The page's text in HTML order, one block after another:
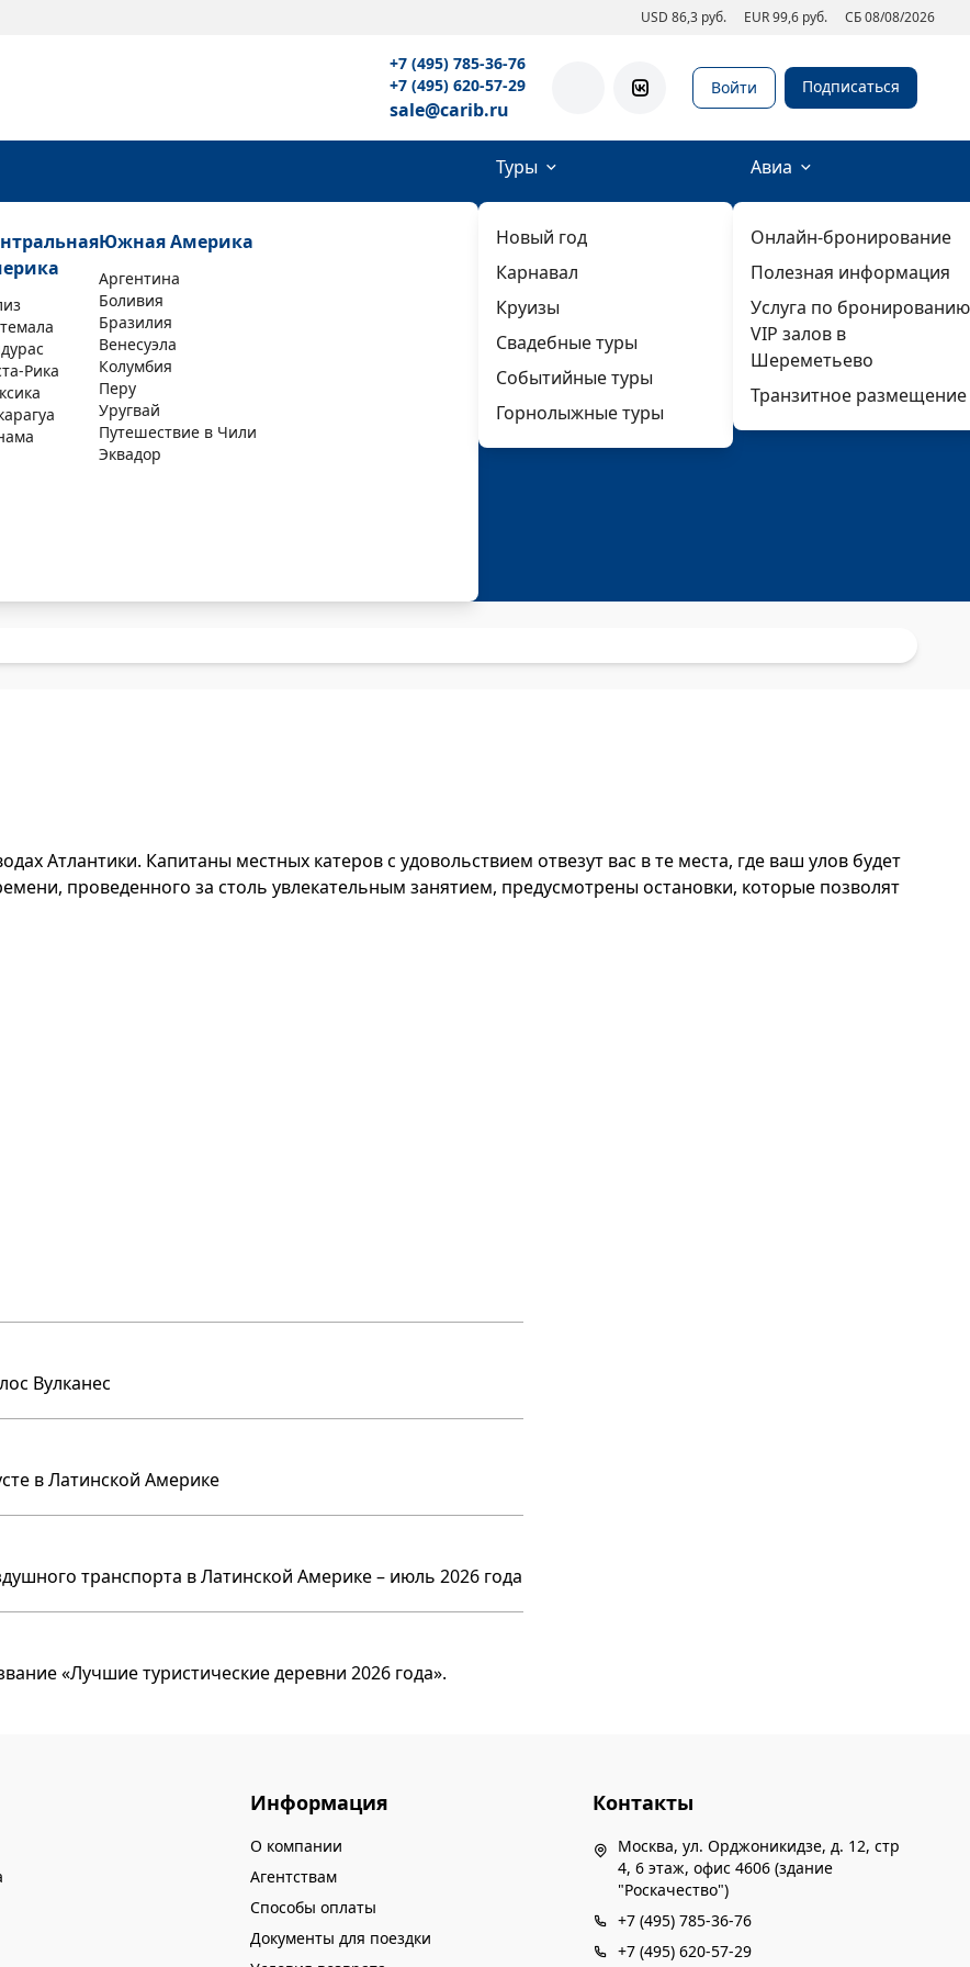
USD 86,3 руб. EUR 99,6 руб. СБ 08/08/2026
+7 (495) 785-36-76
+7 (495) 620-57-29
sale@carib.ru
Войти Подписаться
Рика
Южная Америка
Аргентина
Боливия
Бразилия
Венесуэла
Колумбия
Перу
Уругвай
Путешествие в Чили
Эквадор
Туры
Новый год
Карнавал
Круизы
Свадебные туры
Событийные туры
Горнолыжные туры
Авиа
Онлайн-бронирование
Полезная информация
Услуга по бронированию
VIP залов в
Шереметьево
Транзитное размещение
Атлантики. Капитаны местных катеров с удовольствием отвезут вас в те места, где ваш улов будет
проведенного за столь увлекательным занятием, предусмотрены остановки, которые позволят
Вулканес
в Латинской Америке
транспорта в Латинской Америке – июль 2026 года
«Лучшие туристические деревни 2026 года».
Информация
О компании
Агентствам
Способы оплаты
Документы для поездки
Контакты
Москва, ул. Орджоникидзе, д. 12, стр
4, 6 этаж, офис 4606 (здание
"Роскачество")
+7 (495) 785-36-76
+7 (495) 620-57-29